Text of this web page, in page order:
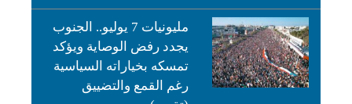
مليونيات 7 يوليو.. الجنوب
يجدد رفض الوصاية ويؤكد
تمسكه بخياراته السياسية
رغم القمع والتضييق